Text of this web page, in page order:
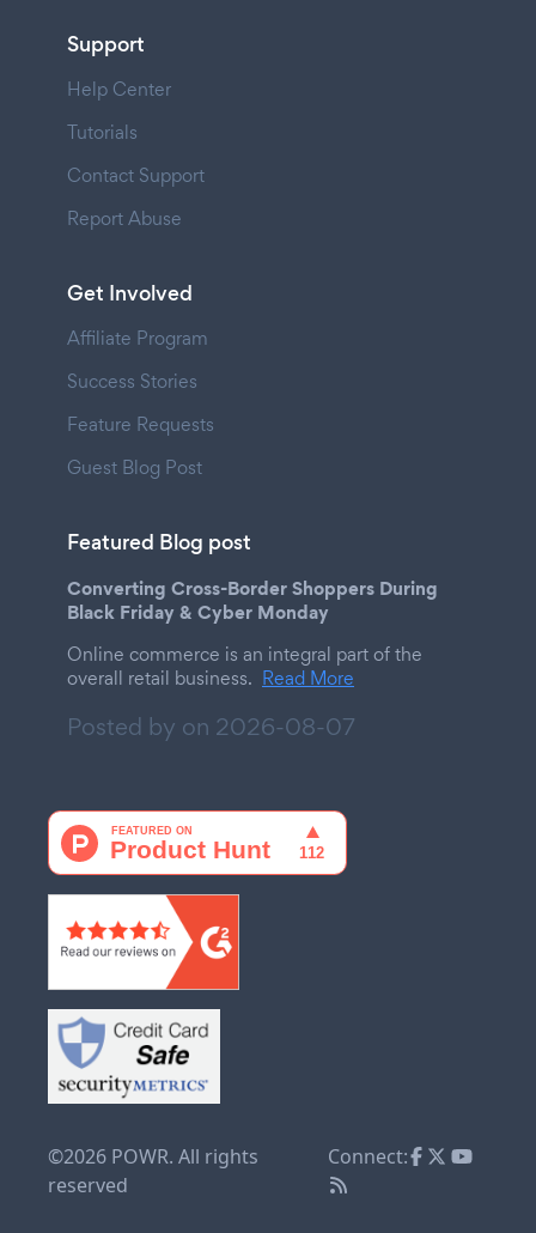
Support
Help Center
Tutorials
Contact Support
Report Abuse
Get Involved
Affiliate Program
Success Stories
Feature Requests
Guest Blog Post
Featured Blog post
Converting Cross-Border Shoppers During
Black Friday & Cyber Monday
Online commerce is an integral part of the
overall retail business. Read More
Posted by on 2026-08-07
©2026 POWR. All rights
reserved
Connect: